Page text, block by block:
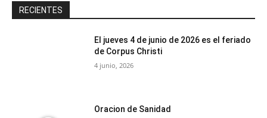
RECIENTES
El jueves 4 de junio de 2026 es el feriado
de Corpus Christi
4 junio, 2026
Oracion de Sanidad